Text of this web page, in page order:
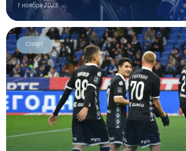
1 ноября 2025
Спорт